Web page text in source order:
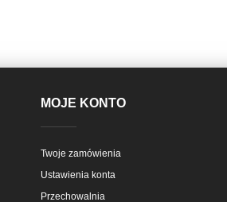
MOJE KONTO
Twoje zamówienia
Ustawienia konta
Przechowalnia